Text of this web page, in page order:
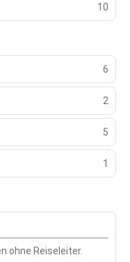
10
6
2
5
1
ohne Reiseleiter.